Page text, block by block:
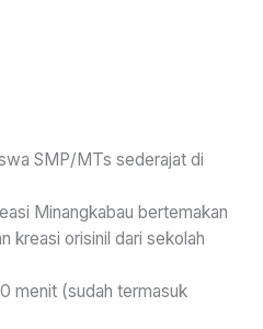
SMP/MTs sederajat di
Minangkabau bertemakan
kreasi orisinil dari sekolah
menit (sudah termasuk